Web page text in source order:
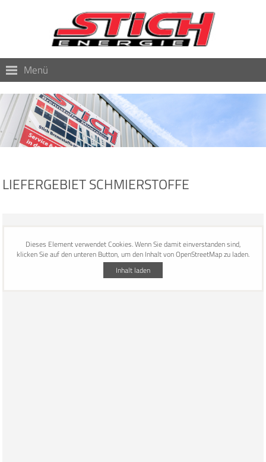
Menü
LIEFERGEBIET SCHMIERSTOFFE
Dieses Element verwendet Cookies. Wenn Sie damit einverstanden sind,
klicken Sie auf den unteren Button, um den Inhalt von OpenStreetMap zu laden.
Inhalt laden